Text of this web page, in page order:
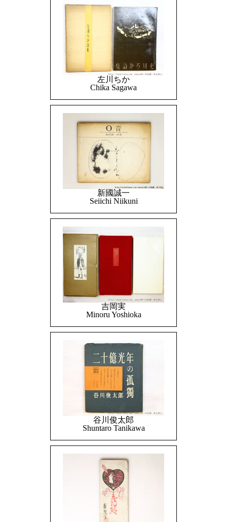
左川ちか
Chika Sagawa
新國誠一
Seiichi Niikuni
吉岡実
Minoru Yoshioka
谷川俊太郎
Shuntaro Tanikawa